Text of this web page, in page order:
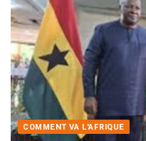
COMMENT VA L'AFRIQUE